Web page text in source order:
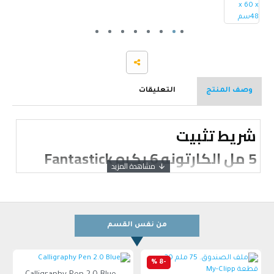
وصف المنتج التعليقات
شريط تثبيت
5 مل الكارتونه 6 بكره Fantastick
من نفس القسم
-8 %